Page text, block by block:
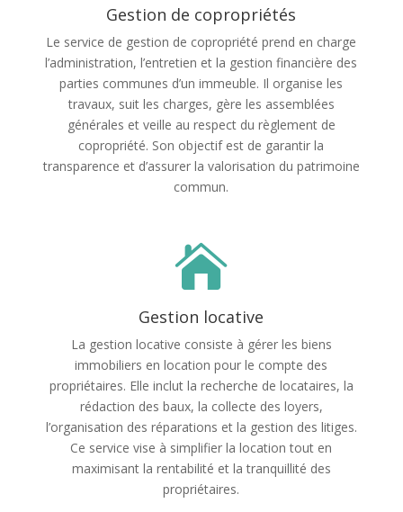
Gestion de copropriétés
Le service de gestion de copropriété prend en charge
l’administration, l’entretien et la gestion financière des
parties communes d’un immeuble. Il organise les
travaux, suit les charges, gère les assemblées
générales et veille au respect du règlement de
copropriété. Son objectif est de garantir la
transparence et d’assurer la valorisation du patrimoine
commun.

Gestion locative
La gestion locative consiste à gérer les biens
immobiliers en location pour le compte des
propriétaires. Elle inclut la recherche de locataires, la
rédaction des baux, la collecte des loyers,
l’organisation des réparations et la gestion des litiges.
Ce service vise à simplifier la location tout en
maximisant la rentabilité et la tranquillité des
propriétaires.